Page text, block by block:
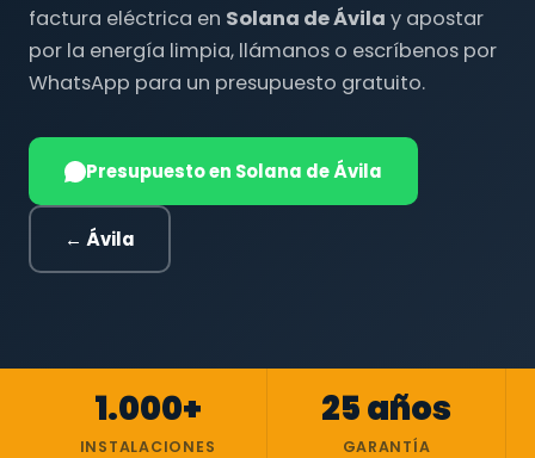
factura eléctrica en Solana de Ávila y apostar
por la energía limpia, llámanos o escríbenos por
WhatsApp para un presupuesto gratuito.
Presupuesto en Solana de Ávila
← Ávila
1.000+
INSTALACIONES
25 años
GARANTÍA